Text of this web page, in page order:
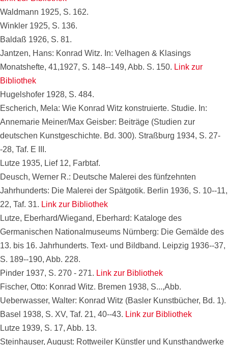
Waldmann 1925, S. 162.
Winkler 1925, S. 136.
Baldaß 1926, S. 81.
Jantzen, Hans: Konrad Witz. In: Velhagen & Klasings
Monatshefte, 41,1927, S. 148--149, Abb. S. 150. Link zur
Bibliothek
Hugelshofer 1928, S. 484.
Escherich, Mela: Wie Konrad Witz konstruierte. Studie. In:
Annemarie Meiner/Max Geisber: Beiträge (Studien zur
deutschen Kunstgeschichte. Bd. 300). Straßburg 1934, S. 27-
-28, Taf. E III.
Lutze 1935, Lief 12, Farbtaf.
Deusch, Werner R.: Deutsche Malerei des fünfzehnten
Jahrhunderts: Die Malerei der Spätgotik. Berlin 1936, S. 10--11,
22, Taf. 31. Link zur Bibliothek
Lutze, Eberhard/Wiegand, Eberhard: Kataloge des
Germanischen Nationalmuseums Nürnberg: Die Gemälde des
13. bis 16. Jahrhunderts. Text- und Bildband. Leipzig 1936--37,
S. 189--190, Abb. 228.
Pinder 1937, S. 270 - 271. Link zur Bibliothek
Fischer, Otto: Konrad Witz. Bremen 1938, S...,Abb.
Ueberwasser, Walter: Konrad Witz (Basler Kunstbücher, Bd. 1).
Basel 1938, S. XV, Taf. 21, 40--43. Link zur Bibliothek
Lutze 1939, S. 17, Abb. 13.
Steinhauser, August: Rottweiler Künstler und Kunsthandwerke